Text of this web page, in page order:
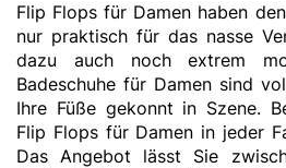
Flip Flops für Damen haben
nur praktisch für das nasse
dazu auch noch extrem
Badeschuhe für Damen sind
Ihre Füße gekonnt in Szene.
Flip Flops für Damen in jeder
Das Angebot lässt Sie